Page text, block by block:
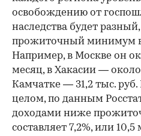
освобождению от
наследства будет
прожиточный минимум в
Например, в Москве он
месяц, в Хакасии — около
Камчатке — 31,2 тыс.
целом, по данным
доходами ниже
составляет 7,2%, или